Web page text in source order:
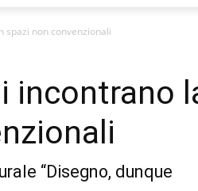
spazi non convenzionali
incontrano
“Disegno, dunque